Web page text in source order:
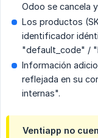
Odoo se cancela
Los productos
identificador
"default_code" /
Información
reflejada en su
internas".
Ventiapp no